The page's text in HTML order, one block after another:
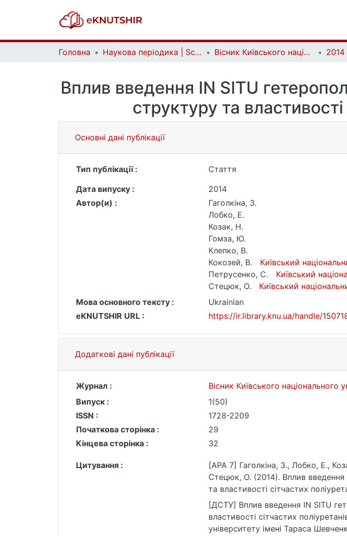
Головна Наукова періодика | Scientific periodicals Вісник Київського національного університету імені Тараса Шевченка. Хімія | Bulletin of Taras Shevchenko National University of Kyiv. Chemistry 2014
Вплив введення IN SITU
cтруктуру та властивості
Основні дані публікації
Тип публікації :
Стаття
Дата випуску :
2014
Автор(и) :
Гаголкіна, З.
Лобко, Е.
Козак, Н.
Гомза, Ю.
Клепко, В.
Кокозей, В.
Київський
Петрусенко, С.
Київський
Стецюк, О.
Київський
Мова основного тексту :
Ukrainian
eKNUTSHIR URL :
https://ir.library.knu.ua/handle/
Додаткові дані публікації
Журнал :
Вісник Київського національного
Випуск :
1(50)
ISSN :
1728-2209
Початкова сторінка :
29
Кінцева сторінка :
32
Цитування :
[APA 7] Гаголкіна, З., Лобко, Е.,
Стецюк, О. (2014). Вплив введення IN SITU гетерополіядерних комплексів Cu3Mn на cтруктуру
та властивості сітчастих
Тараса Шевченка. Хімія, (1(50)),
[ДСТУ] Вплив введення IN SITU гетерополіядерних комплексів Cu3Mn на cтруктуру та
властивості сітчастих
університету імені Тараса